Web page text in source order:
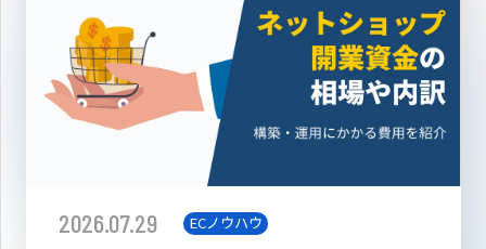
2026.07.29 ECノウハウ